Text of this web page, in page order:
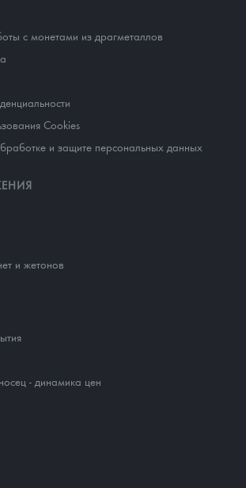
с монетами из драгметаллов
Cookies
и защите персональных данных
и жетонов
- динамика цен